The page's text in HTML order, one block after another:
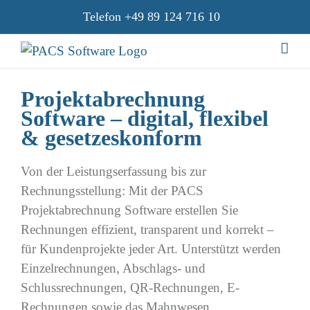
springen
Telefon +49 89 124 716 10
Projektabrechnung
Software – digital, flexibel
& gesetzeskonform
Von der Leistungserfassung bis zur
Rechnungsstellung: Mit der PACS
Projektabrechnung Software erstellen Sie
Rechnungen effizient, transparent und korrekt –
für Kundenprojekte jeder Art. Unterstützt werden
Einzelrechnungen, Abschlags- und
Schlussrechnungen, QR-Rechnungen, E-